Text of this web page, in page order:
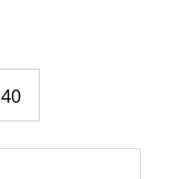
40